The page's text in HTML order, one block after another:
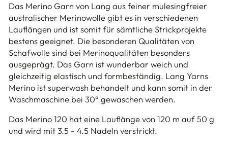
Das Merino Garn von Lang aus feiner mulesingfreier
australischer Merinowolle gibt es in verschiedenen
Lauflängen und ist somit für sämtliche Strickprojekte
bestens geeignet. Die besonderen Qualitäten von
Schafwolle sind bei Merinoqualitäten besonders
ausgeprägt. Das Garn ist wunderbar weich und
gleichzeitig elastisch und formbeständig. Lang Yarns
Merino ist superwash behandelt und kann somit in der
Waschmaschine bei 30° gewaschen werden.
Das Merino 120 hat eine Lauflänge von 120 m auf 50 g
und wird mit 3.5 - 4.5 Nadeln verstrickt.